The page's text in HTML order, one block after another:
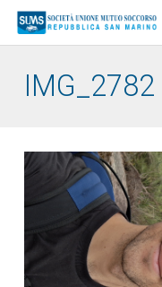
IMG_2782